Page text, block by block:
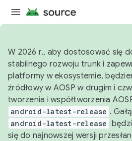
W 2026 r., aby dostosować się
stabilnego rozwoju trunk i
platformy w ekosystemie,
źródłowy w AOSP w drugim i
tworzenia i współtworzenia
android-latest-release .
android-latest-release
się do najnowszej wersji